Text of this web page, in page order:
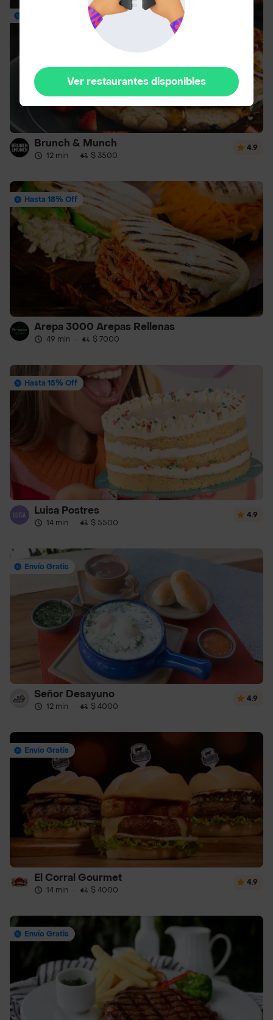
Brunch & Munch
12 min · $ 3500
4.9
Hasta 18% Off
Arepa 3000 Arepas Rellenas
49 min · $ 7000
Hasta 15% Off
Luisa Postres
14 min · $ 5500
4.9
Envío Gratis
Señor Desayuno
12 min · $ 4000
4.9
Envío Gratis
El Corral Gourmet
14 min · $ 4000
4.9
Envío Gratis
Ver restaurantes disponibles